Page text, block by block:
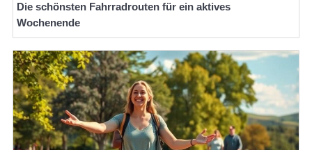
Die schönsten Fahrradrouten für ein aktives
Wochenende